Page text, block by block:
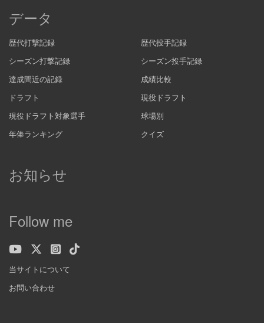
データ
歴代打撃記録
歴代投手記録
シーズン打撃記録
シーズン投手記録
達成間近の記録
成績比較
ドラフト
現役ドラフト
現役ドラフト対象選手
球場別
年俸ランキング
クイズ
お知らせ
Follow me
当サイトについて
お問い合わせ